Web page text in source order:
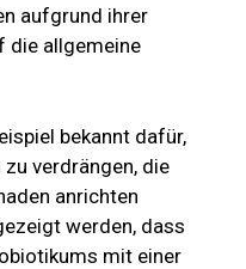
aufgrund ihrer
die allgemeine
bekannt dafür,
verdrängen, die
anrichten
werden, dass
mit einer